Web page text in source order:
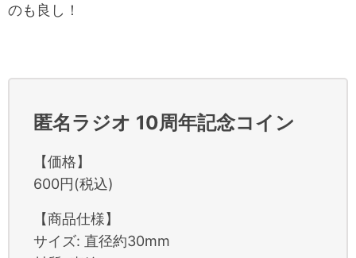
のも良し！
匿名ラジオ 10周年記念コイン
【価格】
600円(税込)
【商品仕様】
サイズ: 直径約30mm